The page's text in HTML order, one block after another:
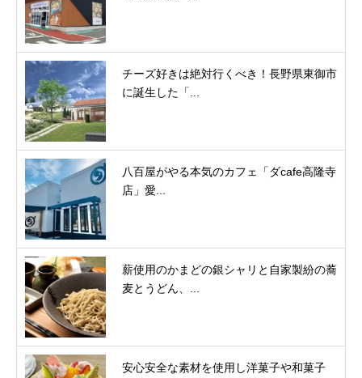
チーズ好きは絶対行くべき！長野県東御市
に誕生した「...
八百屋がやる本気のカフェ「ダcafe高隆寺
店」愛...
薪使用のかまどの銀シャリと自家製紛の蕎
麦とうどん、...
安心安全な素材を使用し洋菓子や和菓子